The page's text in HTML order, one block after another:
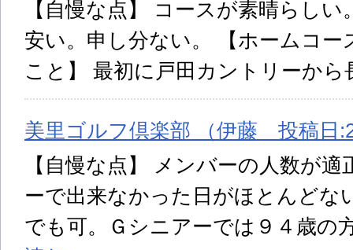
【自慢な点】 コースが素晴らし
安い。申し分ない。 【ホームコ
こと】 最初に戸田カントリーか
美里ゴルフ倶楽部 （伊藤 投稿日
【自慢な点】 メンバーの人数が
ーで出来なかった日がほとんどな
でも可。Ｇシニアーでは９４歳の